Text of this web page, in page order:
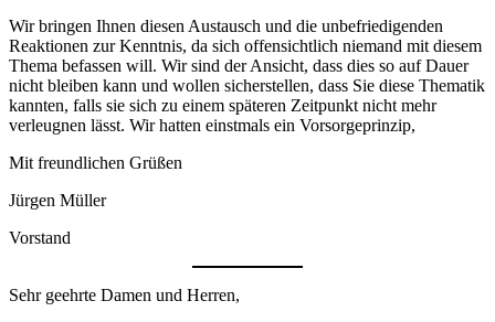
Wir bringen Ihnen diesen Austausch und die unbefriedigenden
Reaktionen zur Kenntnis, da sich offensichtlich niemand mit diesem
Thema befassen will. Wir sind der Ansicht, dass dies so auf Dauer
nicht bleiben kann und wollen sicherstellen, dass Sie diese Thematik
kannten, falls sie sich zu einem späteren Zeitpunkt nicht mehr
verleugnen lässt. Wir hatten einstmals ein Vorsorgeprinzip,
Mit freundlichen Grüßen
Jürgen Müller
Vorstand
Sehr geehrte Damen und Herren,